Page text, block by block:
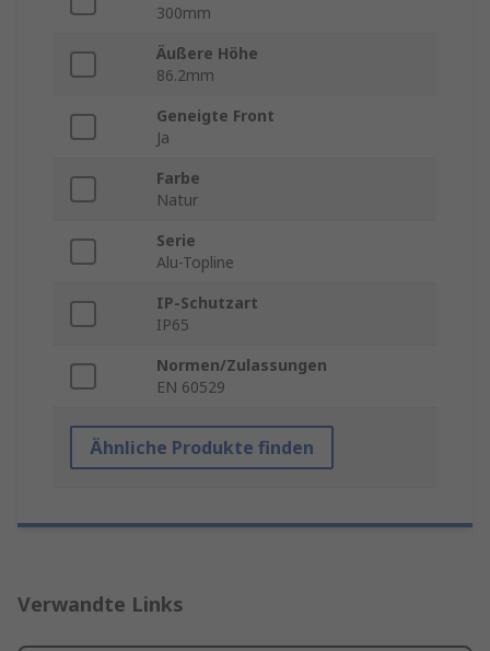
300mm
Äußere Höhe
86.2mm
Geneigte Front
Ja
Farbe
Natur
Serie
Alu-Topline
IP-Schutzart
IP65
Normen/Zulassungen
EN 60529
Ähnliche Produkte finden
Verwandte Links